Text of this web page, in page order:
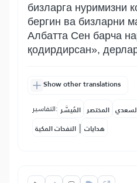
бизларга нуримизни
бергин ва бизларни
Албатта Сен барча
қодирдирсан»,
Show other translations
التفاسير: المُيسَّر المختصر
النفحات المكية | هدايات